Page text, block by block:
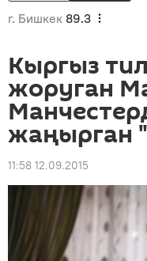
г. Бишкек 89.3
Кыргыз
жоруган
жаңырган
11:58 12.09.2015